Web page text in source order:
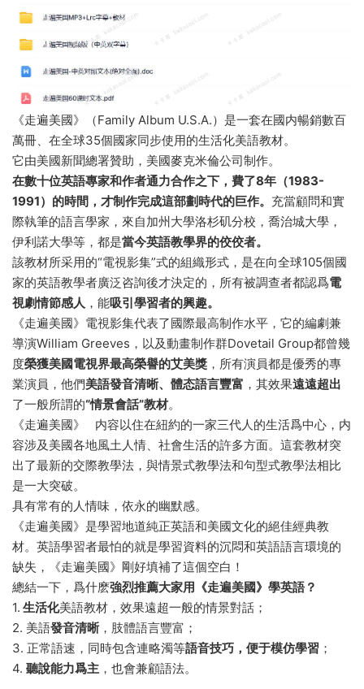
《走遍美國》（Family Album U.S.A.）是一套在國内暢銷數百
萬冊、在全球35個國家同步使用的生活化美語教材。
它由美國新聞總署贊助，美國麥克米倫公司制作。
在數十位英語專家和作者通力合作之下，費了8年（1983-
1991）的時間，才制作完成這部劃時代的巨作。 充當顧問和實
際執筆的語言學家，來自加州大學洛杉矶分校，喬治城大學，
伊利諾大學等，都是當今英語教學界的佼佼者。
該教材所采用的“電視影集”式的組織形式，是在向全球105個國
家的英語教學者廣泛咨詢後才決定的，所有被調查者都認爲電
視劇情節感人 ，能吸引學習者的興趣。
《走遍美國》電視影集代表了國際最高制作水平，它的編劇兼
導演William Greeves，以及動畫制作群Dovetail Group都曾幾
度榮獲美國電視界最高榮譽的艾美獎 ，所有演員都是優秀的專
業演員，他們美語發音清晰、體态語言豐富 ，其效果遠遠超出
了一般所謂的“情景會話”教材。
《走遍美國》 内容以住在紐約的一家三代人的生活爲中心，内
容涉及美國各地風土人情、社會生活的許多方面。這套教材突
出了最新的交際教學法，與情景式教學法和句型式教學法相比
是一大突破。
具有常有的人情味，依永的幽默感。
《走遍美國》是學習地道純正英語和美國文化的絕佳經典教
材。英語學習者最怕的就是學習資料的沉悶和英語語言環境的
缺失，《走遍美國》剛好填補了這個空白！
總結一下，爲什麽強烈推薦大家用《走遍美國》學英語？
1. 生活化美語教材，效果遠超一般的情景對話；
2. 美語發音清晰 ，肢體語言豐富；
3. 正常語速，同時包含連略濁等語音技巧，便于模仿學習 ；
4. 聽說能力爲主 ，也會兼顧語法。